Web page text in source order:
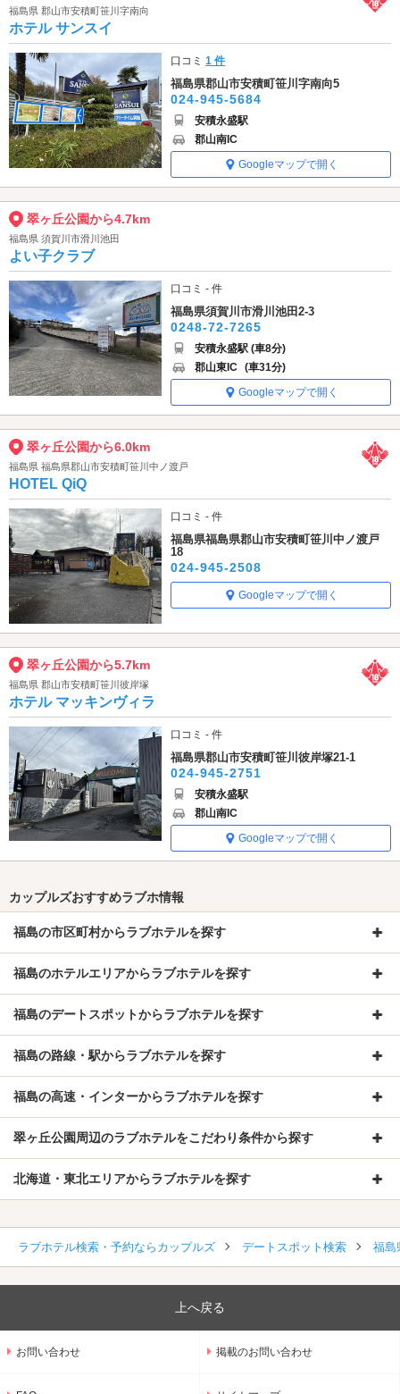
福島県 郡山市安積町笹川字南向
ホテル サンスイ
口コミ1 件
福島県郡山市安積町笹川字南向5
024-945-5684
安積永盛駅
郡山南IC
Googleマップで開く
翠ヶ丘公園から4.7km
福島県 須賀川市滑川池田
よい子クラブ
口コミ - 件
福島県須賀川市滑川池田2-3
0248-72-7265
安積永盛駅 (車8分)
郡山東IC (車31分)
Googleマップで開く
翠ヶ丘公園から6.0km
福島県 福島県郡山市安積町笹川中ノ渡戸
HOTEL QiQ
口コミ - 件
福島県福島県郡山市安積町笹川中ノ渡戸
18
024-945-2508
Googleマップで開く
翠ヶ丘公園から5.7km
福島県 郡山市安積町笹川彼岸塚
ホテル マッキンヴィラ
口コミ - 件
福島県郡山市安積町笹川彼岸塚21-1
024-945-2751
安積永盛駅
郡山南IC
Googleマップで開く
カップルズおすすめラブホ情報
福島の市区町村からラブホテルを探す
福島のホテルエリアからラブホテルを探す
福島のデートスポットからラブホテルを探す
福島の路線・駅からラブホテルを探す
福島の高速・インターからラブホテルを探す
翠ヶ丘公園周辺のラブホテルをこだわり条件から探す
北海道・東北エリアからラブホテルを探す
ラブホテル検索・予約ならカップルズ デートスポット検索 福島
上へ戻る
お問い合わせ 掲載のお問い合わせ